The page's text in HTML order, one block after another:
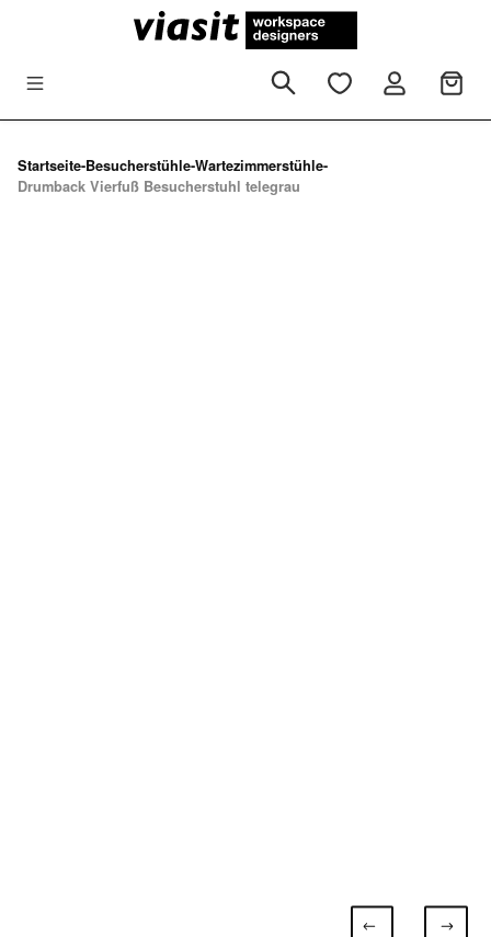
Zum Hauptinhalt springen
Startseite-Besucherstühle-Wartezimmerstühle-
Drumback Vierfuß Besucherstuhl telegrau